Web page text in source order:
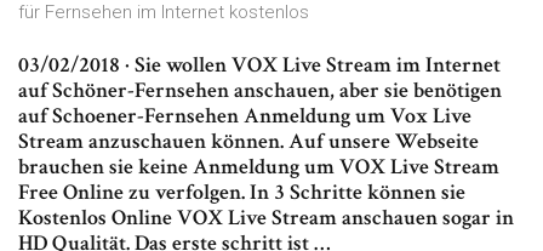
für Fernsehen im Internet kostenlos
03/02/2018 · Sie wollen VOX Live Stream im Internet
auf Schöner-Fernsehen anschauen, aber sie benötigen
auf Schoener-Fernsehen Anmeldung um Vox Live
Stream anzuschauen können. Auf unsere Webseite
brauchen sie keine Anmeldung um VOX Live Stream
Free Online zu verfolgen. In 3 Schritte können sie
Kostenlos Online VOX Live Stream anschauen sogar in
HD Qualität. Das erste schritt ist …